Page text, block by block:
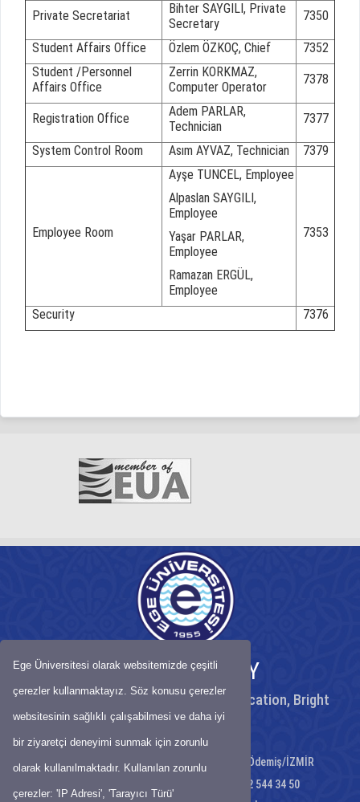
Ege Üniversitesi olarak websitemizde çeşitli
çerezler kullanmaktayız. Söz konusu çerezler
websitesinin sağlıklı çalışabilmesi ve daha iyi
bir ziyaretçi deneyimi sunmak için zorunlu
olarak kullanılmaktadır. Kullanılan zorunlu
çerezler: 'IP Adresi', 'Tarayıcı Türü'
Private Secretariat
Bihter SAYGILI, Private
Secretary
7350
Student Affairs Office Özlem ÖZKOÇ, Chief
7352
Student /Personnel
Affairs Office
Zerrin KORKMAZ,
Computer Operator
7378
Registration Office
Adem PARLAR,
Technician
7377
System Control Room Asım AYVAZ, Technician 7379
Employee Room
Ayşe TUNCEL, Employee
Alpaslan SAYGILI,
Employee
Yaşar PARLAR,
Employee
Ramazan ERGÜL,
Employee
7353
Security 7376
EGE UNIVERSITY
Peaceful University, High Quality Education, Bright
Future
Atatürk Mahallesi Atatürk Caddesi No:1 Ödemiş/İZMİR
Telephone: 0232 544 34 50 - Fax;: 0232 544 34 50